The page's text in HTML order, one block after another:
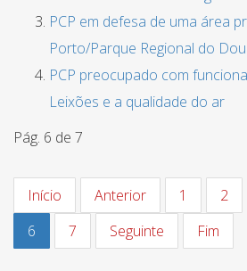
PCP em defesa de uma área
Porto/Parque Regional do
PCP preocupado com
Leixões e a qualidade do ar
Pág. 6 de 7
Início Anterior 1 2
6
7 Seguinte Fim